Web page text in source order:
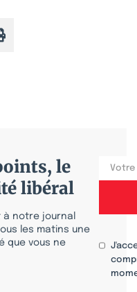
le
libéral
notre journal
les matins une
que vous ne